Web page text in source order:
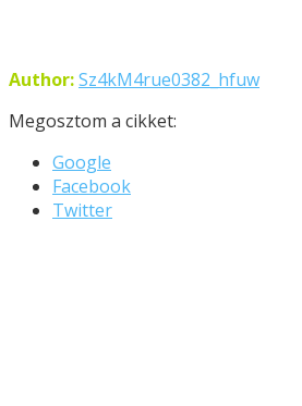
Author:Sz4kM4rue0382_hfuw
Megosztom a cikket:
Google
Facebook
Twitter